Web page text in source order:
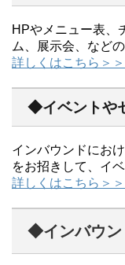
HPやメニュー表、
ム、展示会、など
詳しくはこちら＞＞
◆イベントや
インバウンドにお
をお招きして、イ
詳しくはこちら＞＞
◆インバウ